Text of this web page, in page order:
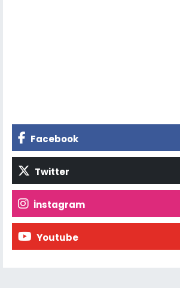
Facebook
Twitter
İnstagram
Youtube